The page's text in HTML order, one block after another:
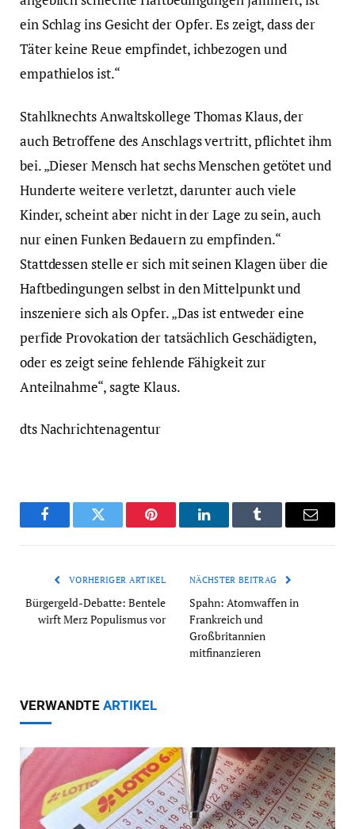
ein Schlag ins Gesicht der Opfer. Es zeigt, dass der
Täter keine Reue empfindet, ichbezogen und
empathielos ist.“
Stahlknechts Anwaltskollege Thomas Klaus, der
auch Betroffene des Anschlags vertritt, pflichtet ihm
bei. „Dieser Mensch hat sechs Menschen getötet und
Hunderte weitere verletzt, darunter auch viele
Kinder, scheint aber nicht in der Lage zu sein, auch
nur einen Funken Bedauern zu empfinden.“
Stattdessen stelle er sich mit seinen Klagen über die
Haftbedingungen selbst in den Mittelpunkt und
inszeniere sich als Opfer. „Das ist entweder eine
perfide Provokation der tatsächlich Geschädigten,
oder es zeigt seine fehlende Fähigkeit zur
Anteilnahme“, sagte Klaus.
dts Nachrichtenagentur
FacebookTwitter Pinterest LinkedInTumblr Email
VORHERIGER ARTIKEL
Bürgergeld-Debatte: Bentele
wirft Merz Populismus vor
NÄCHSTER BEITRAG
Spahn: Atomwaffen in
Frankreich und
Großbritannien
mitfinanzieren
VERWANDTE ARTIKEL